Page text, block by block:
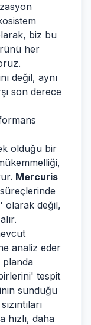
biz bu
her
değil, aynı
son derece
olduğu bir
Mercuris
olarak değil,
analiz eder
tespit
sunduğu
hızlı, daha